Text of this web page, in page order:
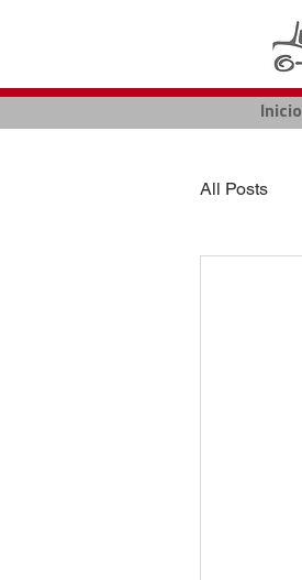
Inicio
All Posts